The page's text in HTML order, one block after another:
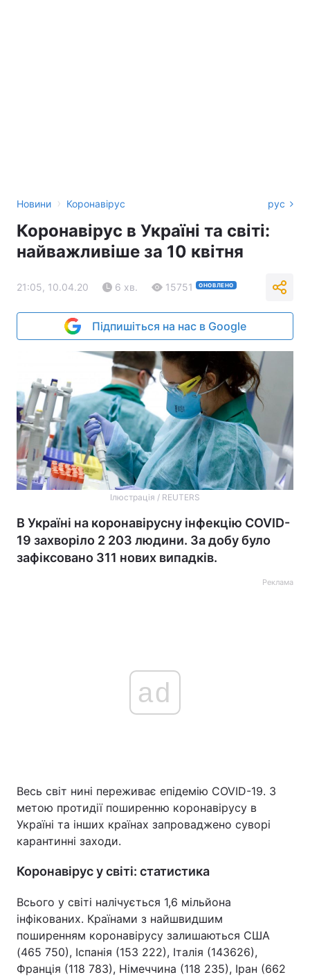
Новини › Коронавірус рус
Коронавірус в Україні та світі:
найважливіше за 10 квітня
21:05, 10.04.20 6 хв. 15751 ОНОВЛЕНО
Підпишіться на нас в Google
Ілюстрація / REUTERS
В Україні на коронавірусну інфекцію COVID-
19 захворіло 2 203 людини. За добу було
зафіксовано 311 нових випадків.
Реклама
ad
Весь світ нині переживає епідемію COVID-19. З
метою протидії поширенню коронавірусу в
Україні та інших країнах запроваджено суворі
карантинні заходи.
Коронавірус у світі: статистика
Всього у світі налічується 1,6 мільйона
інфікованих. Країнами з найшвидшим
поширенням коронавірусу залишаються США
(465 750), Іспанія (153 222), Італія (143626),
Франція (118 783), Німеччина (118 235), Іран (662